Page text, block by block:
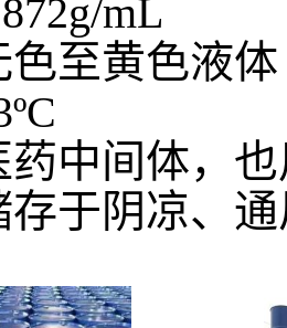
mL
色至黄色液体
药中间体，
存于阴凉、